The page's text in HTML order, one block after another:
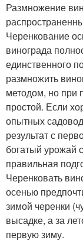
Размножение
Черенкование
винограда
единственного
размножить
методом, но при
простой. Если
опытных
результат с
богатый урожай
правильная
Черенковать
осенью
зимой черенки
высадке, а за
первую зиму.